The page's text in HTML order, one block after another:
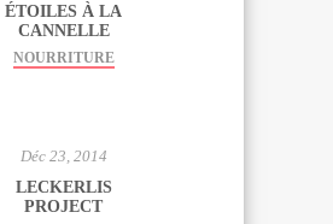
ÉTOILES À LA
CANNELLE
NOURRITURE
Déc 23, 2014
LECKERLIS
PROJECT